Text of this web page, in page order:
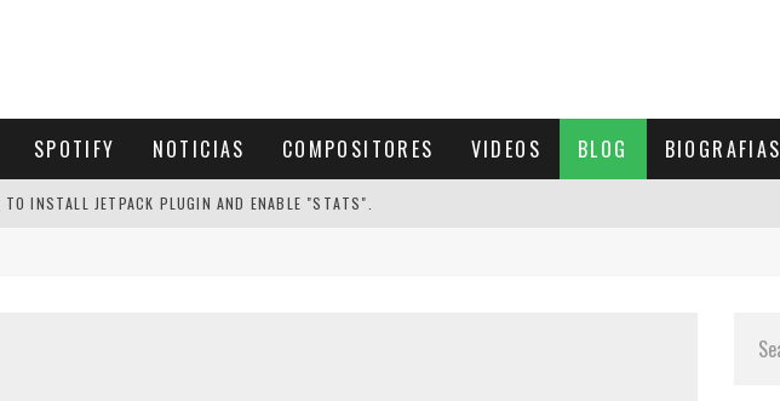
SPOTIFY NOTICIAS COMPOSITORES VIDEOS BLOG BIOGRAFIAS
TO INSTALL JETPACK PLUGIN AND ENABLE "STATS".